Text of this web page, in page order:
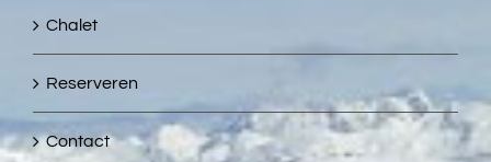
Chalet
Reserveren
Contact